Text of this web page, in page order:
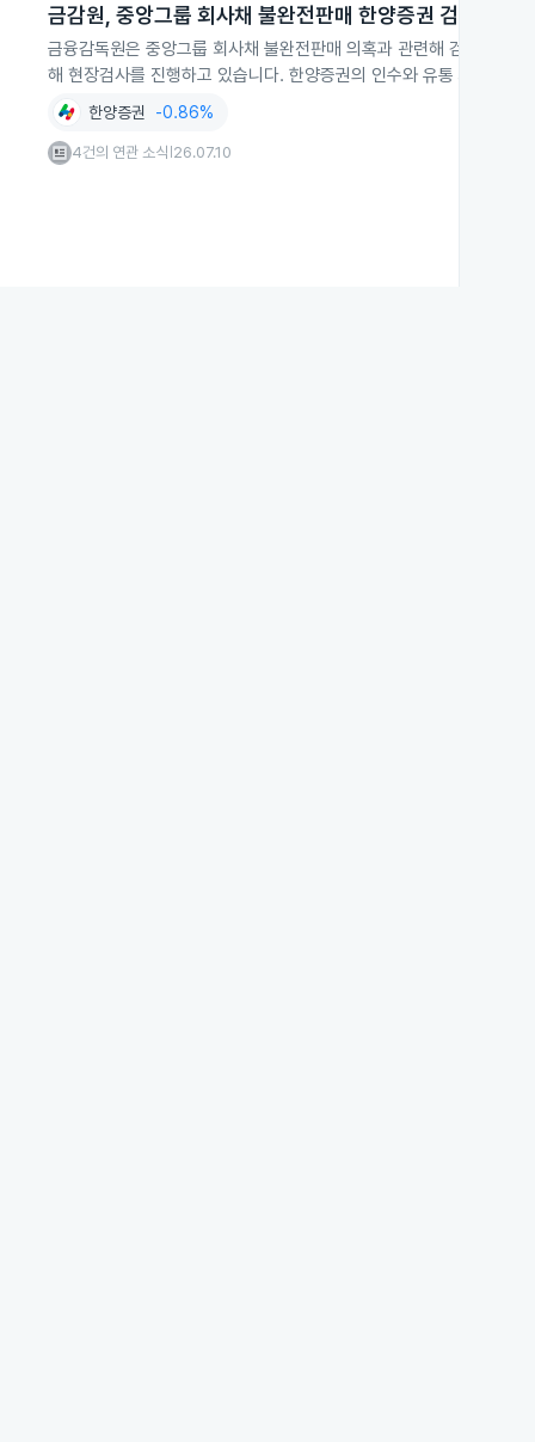
금감원, 중앙그룹 회사채 불완전판매 한양증권 검사 확대
금융감독원은 중앙그룹 회사채 불완전판매 의혹과 관련해 검사 대상
해 현장검사를 진행하고 있습니다. 한양증권의 인수와 유통 과정의 적
한양증권 -0.86%
4건의 연관 소식 26.07.10